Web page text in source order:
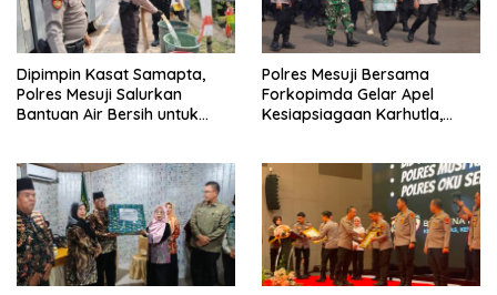
Dipimpin Kasat Samapta,
Polres Mesuji Salurkan
Bantuan Air Bersih untuk
Polres Mesuji Bersama
Forkopimda Gelar Apel
Kesiapsiagaan Karhutla,